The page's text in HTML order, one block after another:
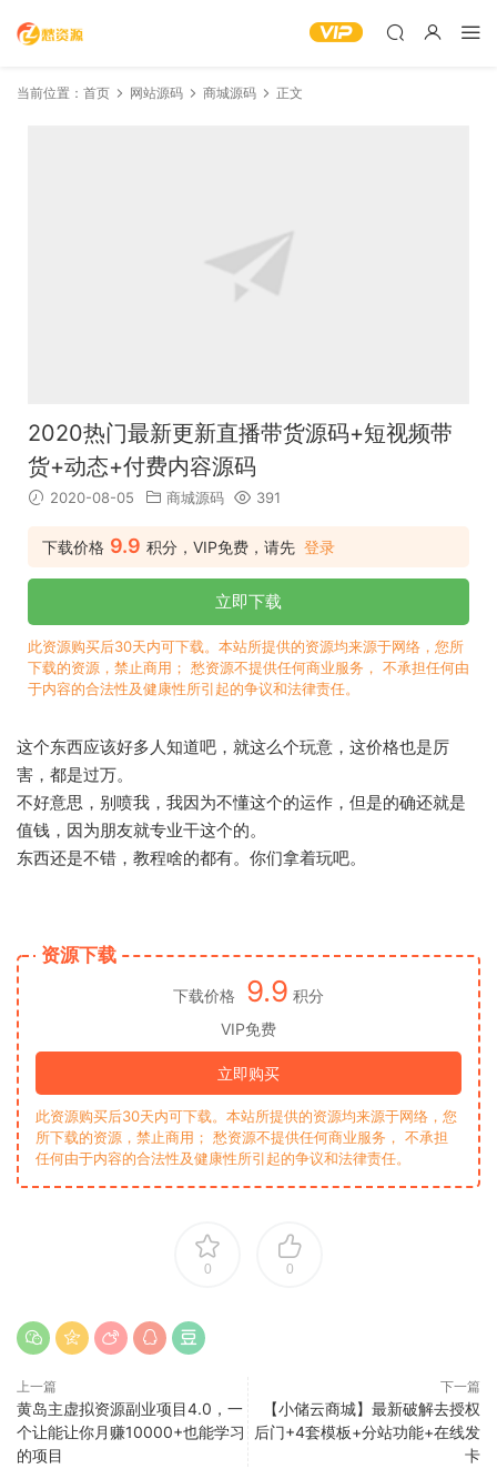
当前位置： 首页 网站源码 商城源码 正文
2020热门最新更新直播带货源码+短视频带
货+动态+付费内容源码
2020-08-05 商城源码 391
下载价格 9.9 积分，VIP免费，请先 登录
立即下载
此资源购买后30天内可下载。本站所提供的资源均来源于网络，您所
下载的资源，禁止商用； 愁资源不提供任何商业服务， 不承担任何由
于内容的合法性及健康性所引起的争议和法律责任。
这个东西应该好多人知道吧，就这么个玩意，这价格也是厉
害，都是过万。
不好意思，别喷我，我因为不懂这个的运作，但是的确还就是
值钱，因为朋友就专业干这个的。
东西还是不错，教程啥的都有。你们拿着玩吧。
资源下载
下载价格 9.9 积分
VIP免费
立即购买
此资源购买后30天内可下载。本站所提供的资源均来源于网络，您
所下载的资源，禁止商用； 愁资源不提供任何商业服务， 不承担
任何由于内容的合法性及健康性所引起的争议和法律责任。
0 0
上一篇
黄岛主虚拟资源副业项目4.0，一
个让能让你月赚10000+也能学习
的项目
下一篇
【小储云商城】最新破解去授权
后门+4套模板+分站功能+在线发
卡